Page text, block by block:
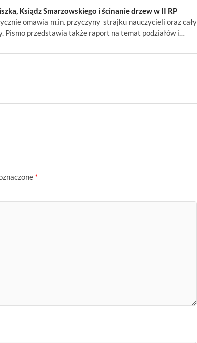
Ksiądz Smarzowskiego i ścinanie drzew w II RP
omawia m.in. przyczyny strajku nauczycieli oraz cały
Pismo przedstawia także raport na temat podziałów i…
*